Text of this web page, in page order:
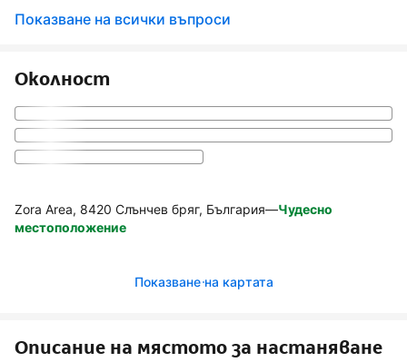
Показване на всички въпроси
Околност
Zora Area, 8420 Слънчев бряг, България—Чудесно
местоположение
Показване на картата
Описание на мястото за настаняване